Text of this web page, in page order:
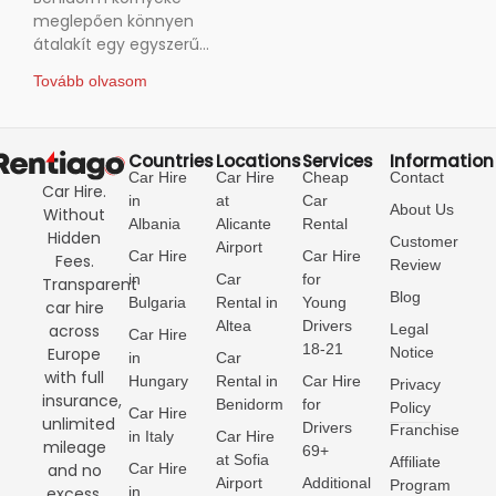
környékén: A
legjobb útvonalak
2026-ban
meglepően könnyen
átalakít egy egyszerű
emlékezetes autós
rengeteg időt töltöttünk
a Costa Blanca
partvidékének
felfedezésével –
Tovább olvasom
Car Hire.
Without
Hidden
Fees.
Transparent
car hire
across
Europe
with full
insurance,
unlimited
mileage
and no
Countries
Car Hire
in
Albania
Car Hire
in
Bulgaria
Car Hire
in
Hungary
Car Hire
in Italy
Car Hire
in
Locations
Car Hire
at
Alicante
Airport
Car
Rental in
Altea
Car
Rental in
Benidorm
Car Hire
at Sofia
Airport
Services
Cheap
Car
Rental
Car Hire
for
Young
Drivers
18-21
Car Hire
for
Drivers
69+
Additional
Information
Contact
About Us
Customer
Review
Blog
Legal
Notice
Privacy
Policy
Franchise
Affiliate
Program